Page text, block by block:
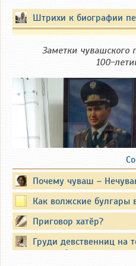
Штрихи к биографии
Президента Чувашской
Заметки чувашского
100-
Вместо
Существуют официальные
опубликованные
известных политиков.
Почему чуваш –
Как волжские булгары
татарами стали
Приговор хатӗр?
Груди девственниц на
кусать будут змеи